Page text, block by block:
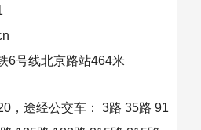
6号线北京路站464米
，途经公交车： 3路 35路 91